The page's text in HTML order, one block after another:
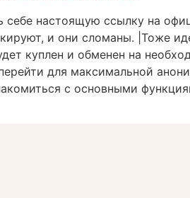
себе настоящую ссылку на
и они сломаны. |Тоже
куплен и обменен на
для максимальной
с основными